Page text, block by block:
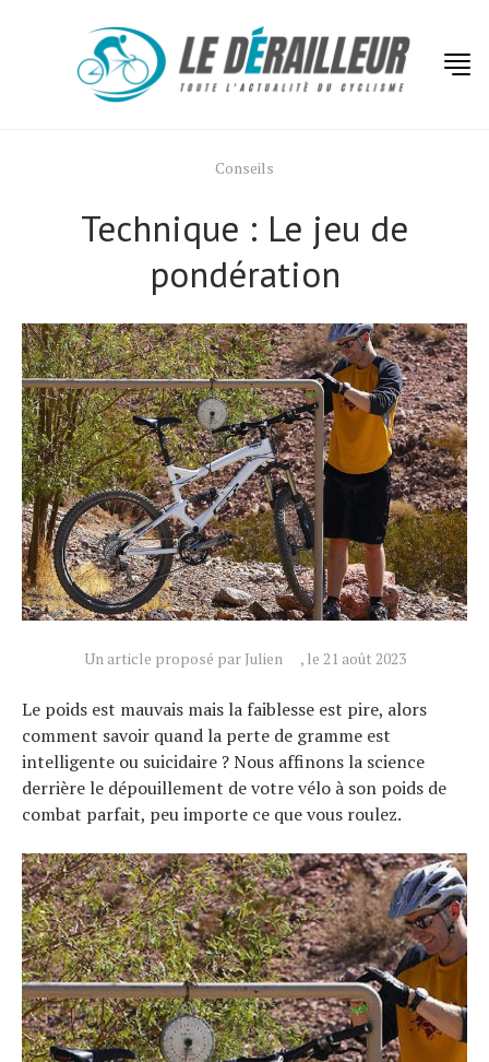
Conseils
Technique : Le jeu de
pondération
Un article proposé par Julien , le 21 août 2023
Le poids est mauvais mais la faiblesse est pire, alors
comment savoir quand la perte de gramme est
intelligente ou suicidaire ? Nous affinons la science
derrière le dépouillement de votre vélo à son poids de
combat parfait, peu importe ce que vous roulez.